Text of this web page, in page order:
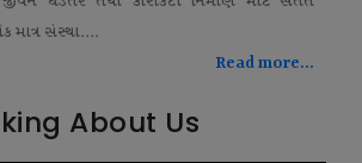
માત્ર સંસ્થા....
Read more...
About Us